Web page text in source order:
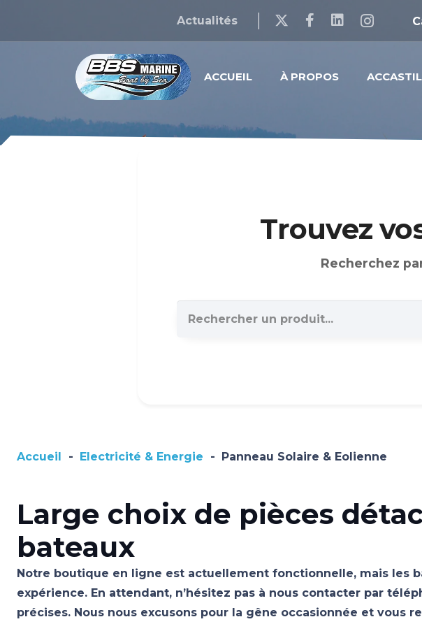
Actualités
ACCUEIL À PROPOS
Trouvez
Recherchez
Accueil - Electricité & Energie - Panneau Solaire & Eolienne
Large choix de pièces
bateaux
Notre boutique en ligne est actuellement fonctionnelle, mais les
expérience. En attendant, n’hésitez pas à nous contacter par
précises. Nous nous excusons pour la gêne occasionnée et vous